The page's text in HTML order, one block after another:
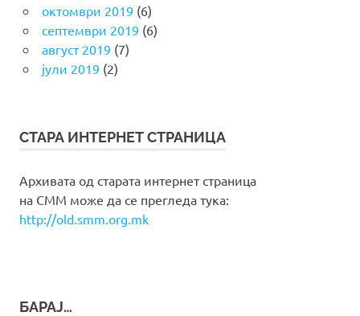
октомври 2019 (6)
септември 2019 (6)
август 2019 (7)
јули 2019 (2)
СТАРА ИНТЕРНЕТ СТРАНИЦА
Архивата од старата интернет страница
на СММ може да се прегледа тука:
http://old.smm.org.mk
БАРАЈ…